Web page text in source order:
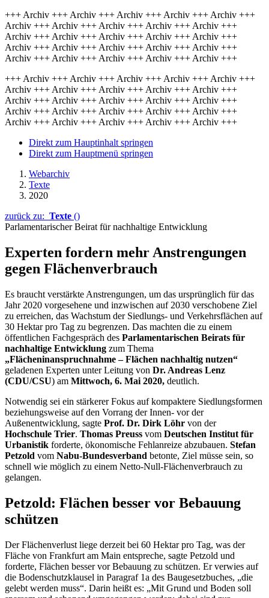
+++ Archiv +++ Archiv +++ Archiv +++ Archiv +++ Archiv +++
Archiv +++ Archiv +++ Archiv +++ Archiv +++ Archiv +++
Archiv +++ Archiv +++ Archiv +++ Archiv +++ Archiv +++
Archiv +++ Archiv +++ Archiv +++ Archiv +++ Archiv +++
Archiv +++ Archiv +++ Archiv +++ Archiv +++ Archiv +++
+++ Archiv +++ Archiv +++ Archiv +++ Archiv +++ Archiv +++
Archiv +++ Archiv +++ Archiv +++ Archiv +++ Archiv +++
Archiv +++ Archiv +++ Archiv +++ Archiv +++ Archiv +++
Archiv +++ Archiv +++ Archiv +++ Archiv +++ Archiv +++
Archiv +++ Archiv +++ Archiv +++ Archiv +++ Archiv +++
Direkt zum Hauptinhalt springen
Direkt zum Hauptmenü springen
Webarchiv
Texte
2020
zurück zu: Texte ()
Parlamentarischer Beirat für nachhaltige Entwicklung
Experten fordern mehr Anstrengungen
gegen Flächenverbrauch
Es braucht verstärkte Anstrengungen, um das ursprünglich für das
Jahr 2020 vorgesehene und inzwischen auf 2030 verschobene Ziel
zu erreichen, das Wachstum der Siedlungs- und Verkehrsflächen auf
30 Hektar pro Tag zu begrenzen. Das machten die zu einem
öffentlichen Fachgespräch des Parlamentarischen Beirats für
nachhaltige Entwicklung zum Thema
„Flächeninanspruchnahme – Flächen nachhaltig nutzen“
geladenen Experten unter Leitung von Dr. Andreas Lenz
(CDU/CSU) am Mittwoch, 6. Mai 2020, deutlich.
Notwendig sei ein stärkerer Fokus auf kompaktere Siedlungsformen
beziehungsweise auf den Vorrang der Innen- vor der
Außenentwicklung, sagte Prof. Dr. Dirk Löhr von der
Hochschule Trier. Thomas Preuss vom Deutschen Institut für
Urbanistik forderte, ökonomische Fehlanreize abzubauen. Stefan
Petzold vom Nabu-Bundesverband betonte, Ziel müsse sein, so
schnell wie möglich zu einem Netto-Null-Flächenverbrauch zu
gelangen.
Petzold: Flächen besser vor Bebauung
schützen
Der Flächenverlust liege derzeit bei 60 Hektar pro Tag, was der
Fläche von Frankfurt am Main entspreche, sagte Petzold und
forderte, Flächen besser vor Bebauung zu schützen. Er verwies auf
die Bodenschutzklausel in Paragraf 1a des Baugesetzbuches, „die
gelebt werden muss“. Darin heißt es: „Mit Grund und Boden soll